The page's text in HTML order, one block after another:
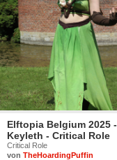
Elftopia Belgium 2025 -
Keyleth - Critical Role
Critical Role
von TheHoardingPuffin